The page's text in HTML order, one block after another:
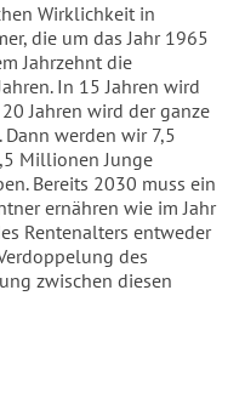
Wirklichkeit in
die um das Jahr 1965
Jahrzehnt die
In 15 Jahren wird
Jahren wird der ganze
Dann werden wir 7,5
Millionen Junge
Bereits 2030 muss ein
ernähren wie im Jahr
Rentenalters entweder
des
zwischen diesen